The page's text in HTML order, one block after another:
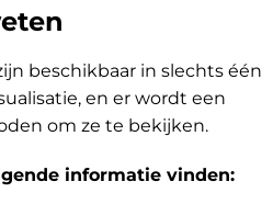
beschikbaar in slechts één
en er wordt een
om ze te bekijken.
informatie vinden: